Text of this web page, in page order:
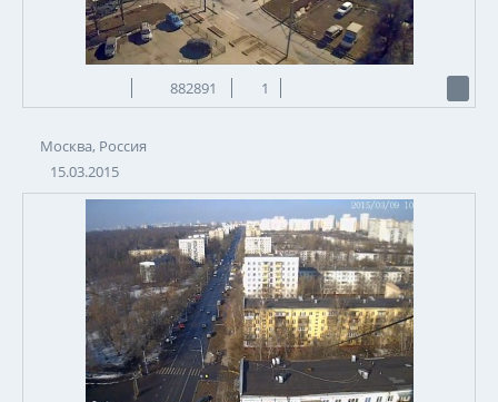
882891 1
Москва, Россия
15.03.2015